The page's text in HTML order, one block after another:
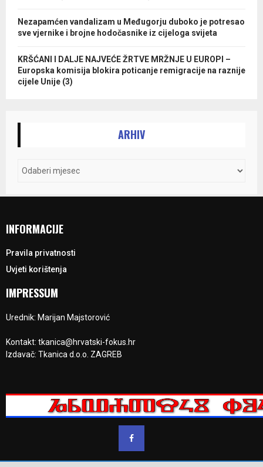
Nezapamćen vandalizam u Međugorju duboko je potresao
sve vjernike i brojne hodočasnike iz cijeloga svijeta
KRŠĆANI I DALJE NAJVEĆE ŽRTVE MRŽNJE U EUROPI –
Europska komisija blokira poticanje remigracije na raznije
cijele Unije (3)
ARHIV
INFORMACIJE
Pravila privatnosti
Uvjeti korištenja
IMPRESSUM
Urednik: Marijan Majstorović
Kontakt: tkanica@hrvatski-fokus.hr
Izdavač: Tkanica d.o.o. ZAGREB